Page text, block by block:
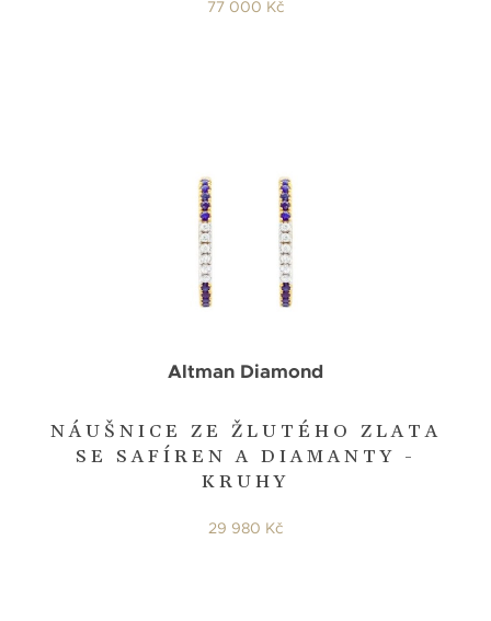
77 000 Kč
NÁUŠNICE ZE ŽLUTÉHO ZLATA
SE SAFÍREN A DIAMANTY -
KRUHY
Altman Diamond
29 980 Kč